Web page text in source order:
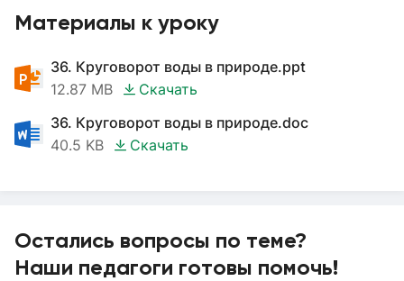
Материалы к уроку
36. Круговорот воды в природе.ppt
12.87 MB
Скачать
36. Круговорот воды в природе.doc
40.5 KB
Скачать
Остались вопросы по теме?
Наши педагоги готовы помочь!